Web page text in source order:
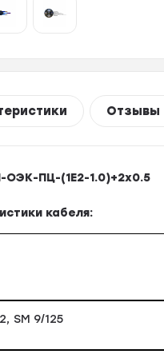
Отзывы
ОЭК-ПЦ-(1Е2-1.0)+2х0.5
кабеля:
SM 9/125